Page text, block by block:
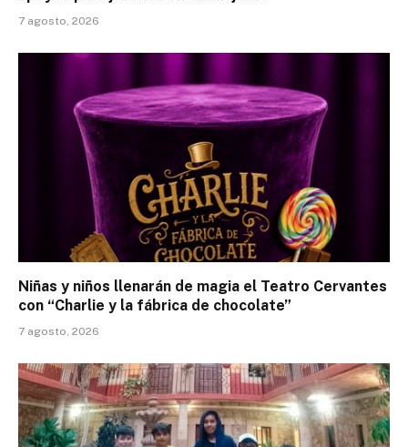
7 agosto, 2026
Niñas y niños llenarán de magia el Teatro Cervantes
con “Charlie y la fábrica de chocolate”
7 agosto, 2026